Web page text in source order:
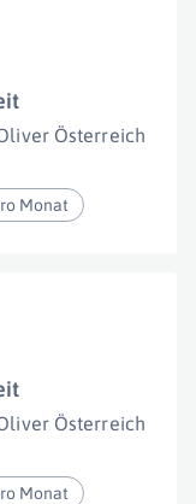
Österreich
Monat
Österreich
Monat